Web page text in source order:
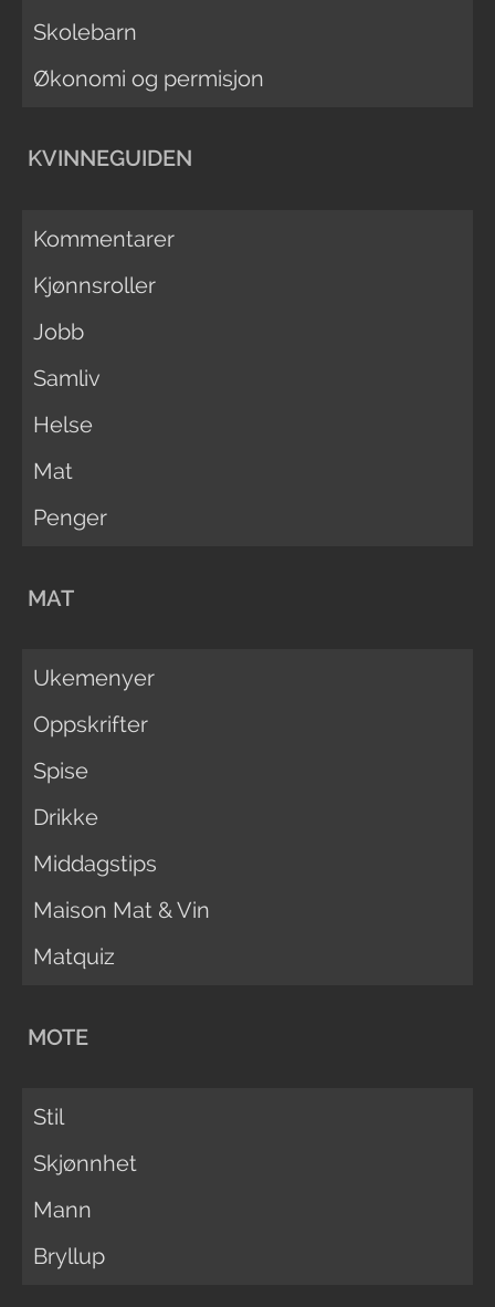
Skolebarn
Økonomi og permisjon
KVINNEGUIDEN
Kommentarer
Kjønnsroller
Jobb
Samliv
Helse
Mat
Penger
MAT
Ukemenyer
Oppskrifter
Spise
Drikke
Middagstips
Maison Mat & Vin
Matquiz
MOTE
Stil
Skjønnhet
Mann
Bryllup